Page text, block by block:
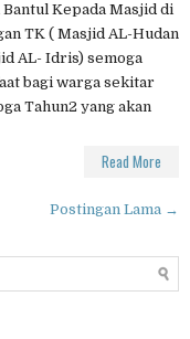
Bantul Kepada Masjid di
TK ( Masjid AL-Hudan
AL- Idris) semoga
bagi warga sekitar
Tahun2 yang akan
Read More
Postingan Lama →